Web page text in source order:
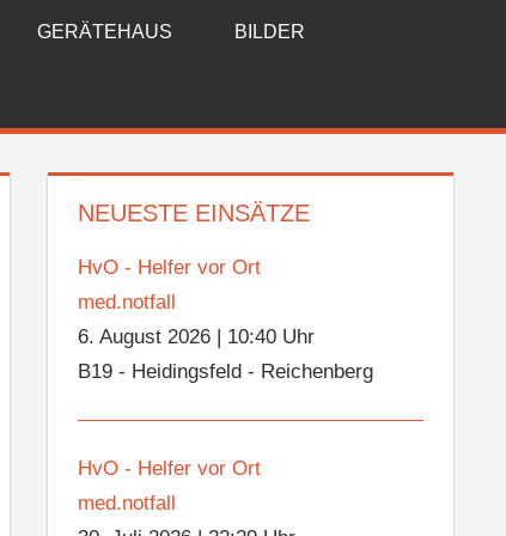
GERÄTEHAUS BILDER
NEUESTE EINSÄTZE
HvO - Helfer vor Ort
med.notfall
6. August 2026
10:40 Uhr
B19 - Heidingsfeld - Reichenberg
HvO - Helfer vor Ort
med.notfall